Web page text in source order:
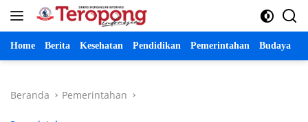
Langsung
Home Berita Kesehatan Pendidikan Pemerintahan Budaya
Beranda Pemerintahan